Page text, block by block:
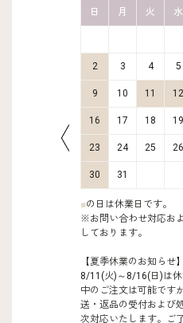
日 月 火 水
2 3 4 5
9 10 11 12
16 17 18 19
23 24 25 26
30 31
■の日は休業日です。
※お問い合わせ対応お
しております。
【夏季休業のお知らせ】
8/11(火)～8/16(日)は
中のご注文は可能です
送・返品の受付および
次対応いたします。ご